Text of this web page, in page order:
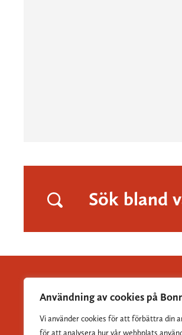
Användning av cookies på
Vi använder cookies för att förbättra din
för att analysera hur vår webbplats
Sök bland
Albert Bonniers Förlag grundades